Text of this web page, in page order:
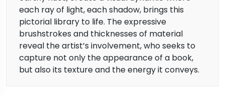
each ray of light, each shadow, brings this
pictorial library to life. The expressive
brushstrokes and thicknesses of material
reveal the artist’s involvement, who seeks to
capture not only the appearance of a book,
but also its texture and the energy it conveys.